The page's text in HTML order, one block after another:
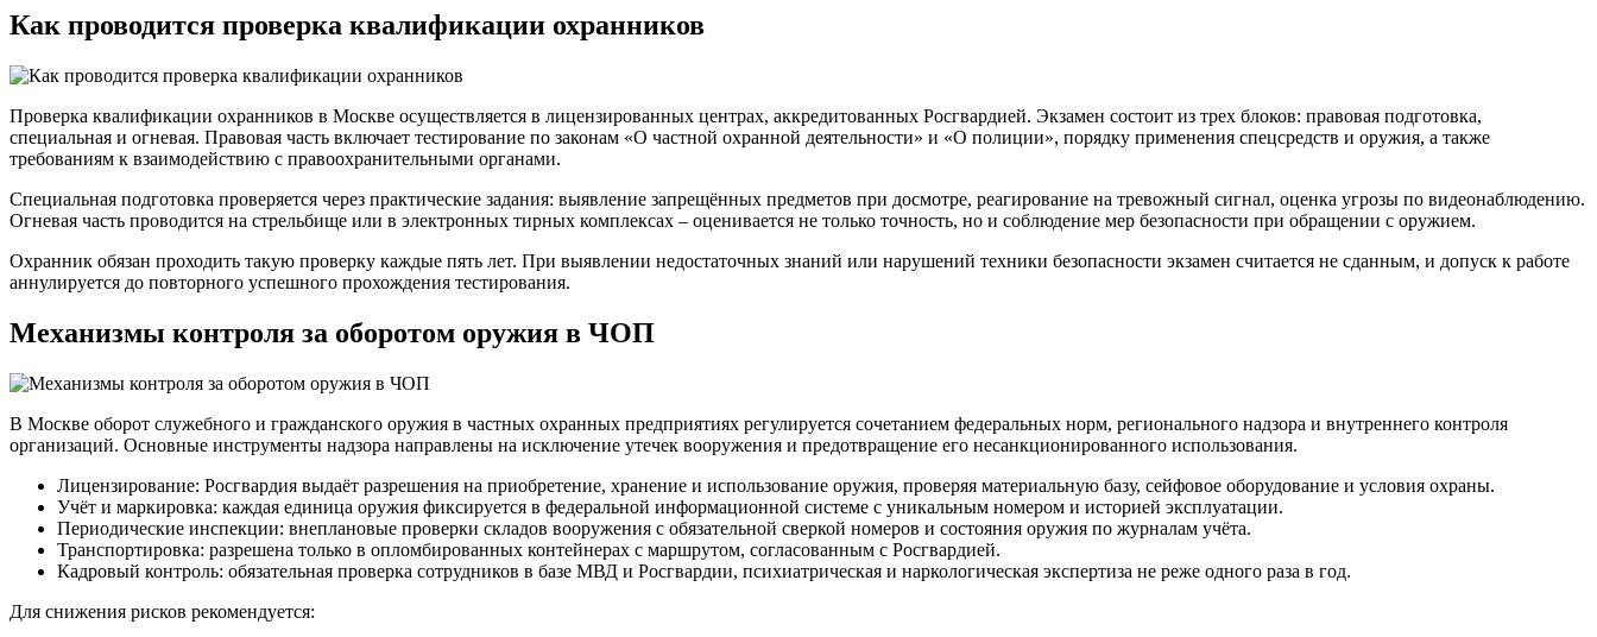
Как проводится проверка квалификации охранников
Проверка квалификации охранников в Москве осуществляется в лицензированных центрах, аккредитованных Росгвардией. Экзамен состоит из трех блоков: правовая подготовка,
специальная и огневая. Правовая часть включает тестирование по законам «О частной охранной деятельности» и «О полиции», порядку применения спецсредств и оружия, а также
требованиям к взаимодействию с правоохранительными органами.
Специальная подготовка проверяется через практические задания: выявление запрещённых предметов при досмотре, реагирование на тревожный сигнал, оценка угрозы по видеонаблюдению.
Огневая часть проводится на стрельбище или в электронных тирных комплексах – оценивается не только точность, но и соблюдение мер безопасности при обращении с оружием.
Охранник обязан проходить такую проверку каждые пять лет. При выявлении недостаточных знаний или нарушений техники безопасности экзамен считается не сданным, и допуск к работе
аннулируется до повторного успешного прохождения тестирования.
Механизмы контроля за оборотом оружия в ЧОП
В Москве оборот служебного и гражданского оружия в частных охранных предприятиях регулируется сочетанием федеральных норм, регионального надзора и внутреннего контроля
организаций. Основные инструменты надзора направлены на исключение утечек вооружения и предотвращение его несанкционированного использования.
Лицензирование: Росгвардия выдаёт разрешения на приобретение, хранение и использование оружия, проверяя материальную базу, сейфовое оборудование и условия охраны.
Учёт и маркировка: каждая единица оружия фиксируется в федеральной информационной системе с уникальным номером и историей эксплуатации.
Периодические инспекции: внеплановые проверки складов вооружения с обязательной сверкой номеров и состояния оружия по журналам учёта.
Транспортировка: разрешена только в опломбированных контейнерах с маршрутом, согласованным с Росгвардией.
Кадровый контроль: обязательная проверка сотрудников в базе МВД и Росгвардии, психиатрическая и наркологическая экспертиза не реже одного раза в год.
Для снижения рисков рекомендуется: